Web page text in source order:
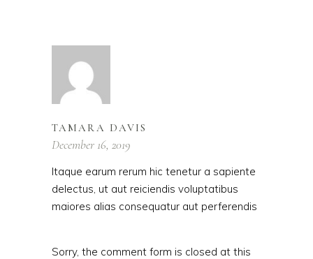
TAMARA DAVIS
December 16, 2019
Itaque earum rerum hic tenetur a sapiente
delectus, ut aut reiciendis voluptatibus
maiores alias consequatur aut perferendis
Sorry, the comment form is closed at this